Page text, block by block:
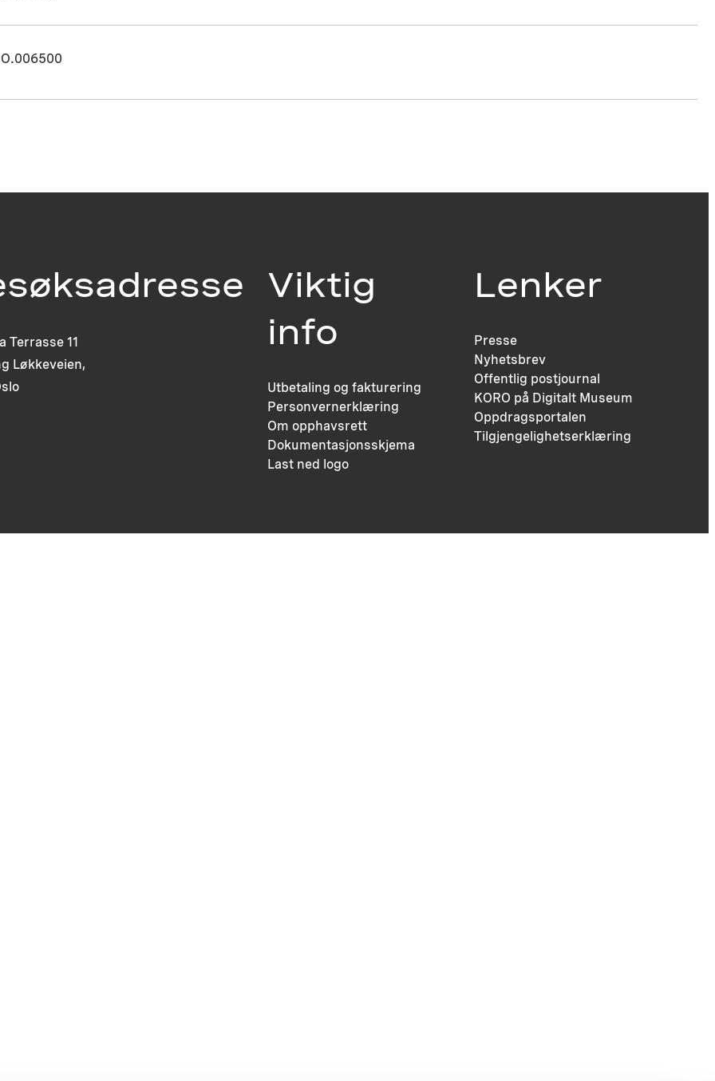
Terrasse 11
Løkkeveien,
Viktig
info
Utbetaling og fakturering
Personvernerklæring
Om opphavsrett
Dokumentasjonsskjema
Last ned logo
Lenker
Presse
Nyhetsbrev
Offentlig postjournal
KORO på Digitalt Museum
Oppdragsportalen
Tilgjengelighetserklæring